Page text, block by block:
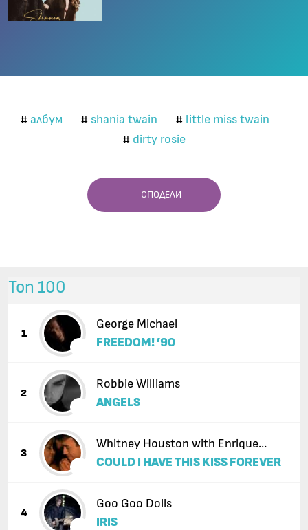
# албум # shania twain # little miss twain
# dirty rosie
СПОДЕЛИ
Топ 100
1
George Michael
FREEDOM! ’90
2
Robbie Williams
ANGELS
3
Whitney Houston with Enrique
Iglesias
COULD I HAVE THIS KISS FOREVER
4
Goo Goo Dolls
IRIS